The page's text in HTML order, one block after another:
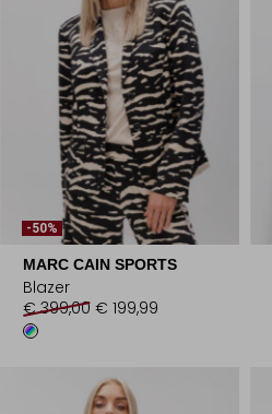
-50%
MARC CAIN SPORTS
Blazer
€ 399,00 € 199,99